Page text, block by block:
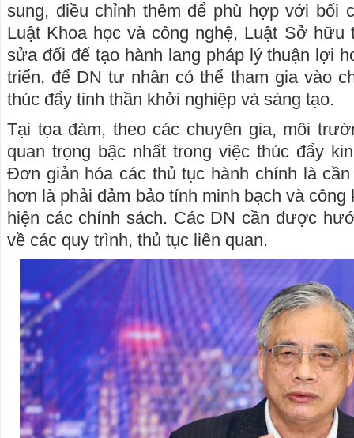
sung, điều chỉnh thêm để phù hợp với bối
Luật Khoa học và công nghệ, Luật Sở
sửa đổi để tạo hành lang pháp lý thuận lợi
triển, để DN tư nhân có thể tham gia vào
thúc đẩy tinh thần khởi nghiệp và sáng tạo.
Tại tọa đàm, theo các chuyên gia, môi
quan trọng bậc nhất trong việc thúc đẩy
Đơn giản hóa các thủ tục hành chính là
hơn là phải đảm bảo tính minh bạch và
hiện các chính sách. Các DN cần được
về các quy trình, thủ tục liên quan.